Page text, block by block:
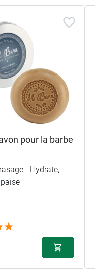
pour la barbe
- Hydrate,